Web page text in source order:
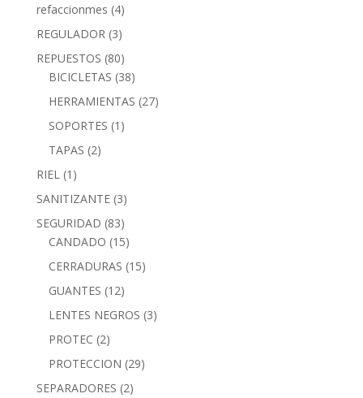
refaccionmes (4)
REGULADOR (3)
REPUESTOS (80)
BICICLETAS (38)
HERRAMIENTAS (27)
SOPORTES (1)
TAPAS (2)
RIEL (1)
SANITIZANTE (3)
SEGURIDAD (83)
CANDADO (15)
CERRADURAS (15)
GUANTES (12)
LENTES NEGROS (3)
PROTEC (2)
PROTECCION (29)
SEPARADORES (2)